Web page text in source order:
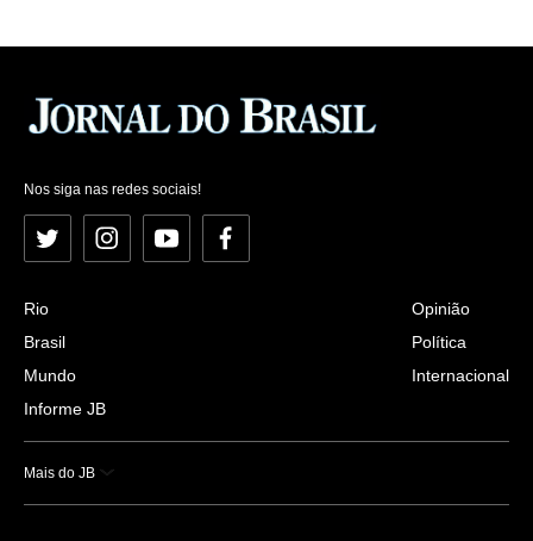
Nos siga nas redes sociais!
Twitter InstagramYouTubeFacebook
Rio
Brasil
Mundo
Informe JB
Opinião
Política
Internacional
Mais do JB
Esportes